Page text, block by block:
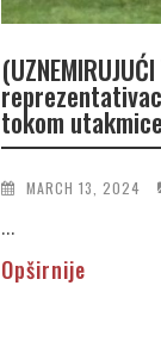
tokom
MARCH 13, 2024
...
Opširnije